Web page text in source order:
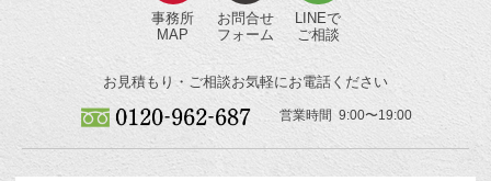
事務所
MAP
お問合せ
フォーム
LINEで
ご相談
お見積もり・ご相談お気軽にお電話ください
営業時間 9:00〜19:00